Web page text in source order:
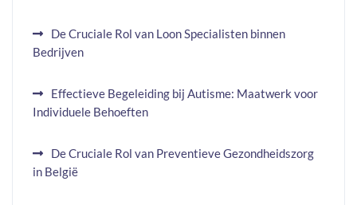
De Cruciale Rol van Loon Specialisten binnen
Bedrijven
Effectieve Begeleiding bij Autisme: Maatwerk voor
Individuele Behoeften
De Cruciale Rol van Preventieve Gezondheidszorg
in België